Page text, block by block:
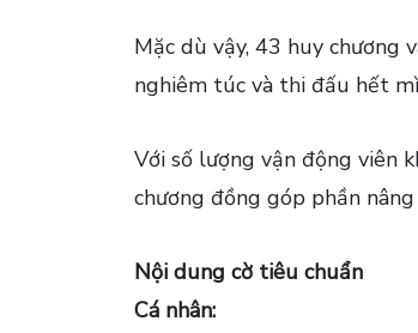
Mặc dù vậy, 43 huy chương
nghiêm túc và thi đấu hết
Với số lượng vận động viên
chương đồng góp phần
Nội dung cờ tiêu chuẩn
Cá nhân: